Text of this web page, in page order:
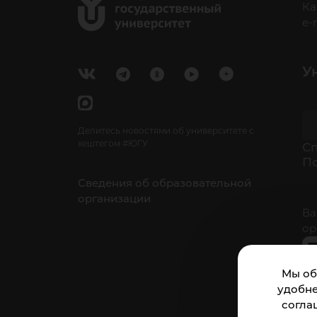
Мы
Делитесь новостями об университете с
хештегом #ЮГУ
Сведения об образовательной
организации
e-